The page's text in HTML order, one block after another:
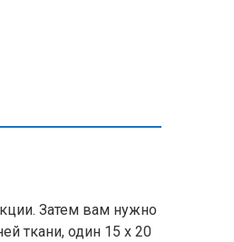
Затем вам нужно
ткани, один 15 x 20